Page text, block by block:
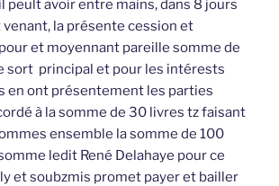
peult avoir entre mains, dans 8 jours
la présente cession et
et moyennant pareille somme de
sort principal et pour les intérests
en ont présentement les parties
à la somme de 30 livres tz faisant
ensemble la somme de 100
ledit René Delahaye pour ce
et soubzmis promet payer et bailler